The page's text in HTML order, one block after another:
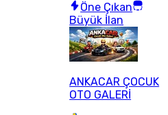
Öne Çıkan
Büyük İlan
ANKACAR ÇOCUK
OTO GALERİ